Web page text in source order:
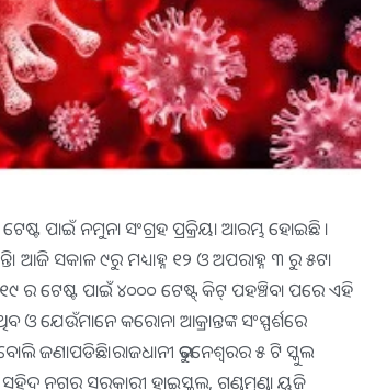
ପାଇଁ ନମୁନା ସଂଗ୍ରହ ପ୍ରକ୍ରିୟା ଆରମ୍ଭ ହୋଇଛି ।
ଆଜି ସକାଳ ୯ରୁ ମଧ୍ୟାହ୍ନ ୧୨ ଓ ଅପରାହ୍ନ ୩ ରୁ ୫ଟା
ର ଟେଷ୍ଟ ପାଇଁ ୪୦୦୦ ଟେଷ୍ଟ୍ କିଟ୍ ପହଞ୍ଚିବା ପରେ ଏହି
ଯେଉଁମାନେ କରୋନା ଆକ୍ରାନ୍ତଙ୍କ ସଂସ୍ପର୍ଶରେ
ଜଣାପଡିଛି।ରାଜଧାନୀ ଭୁବନେଶ୍ଵରର ୫ ଟି ସ୍କୁଲ
ନଗର ସରକାରୀ ହାଇସ୍କୁଲ, ଗଣ୍ଡମୁଣ୍ଡା ୟୁଜି